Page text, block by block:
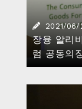
2021/06/
장융 알리
럼 공동의